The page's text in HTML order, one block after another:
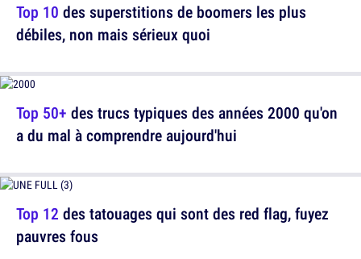
Top 10 des superstitions de boomers les plus
débiles, non mais sérieux quoi
Top 12 des tatouages qui sont des red flag, fuyez
pauvres fous
Top 50+ des trucs typiques des années 2000 qu'on
a du mal à comprendre aujourd'hui